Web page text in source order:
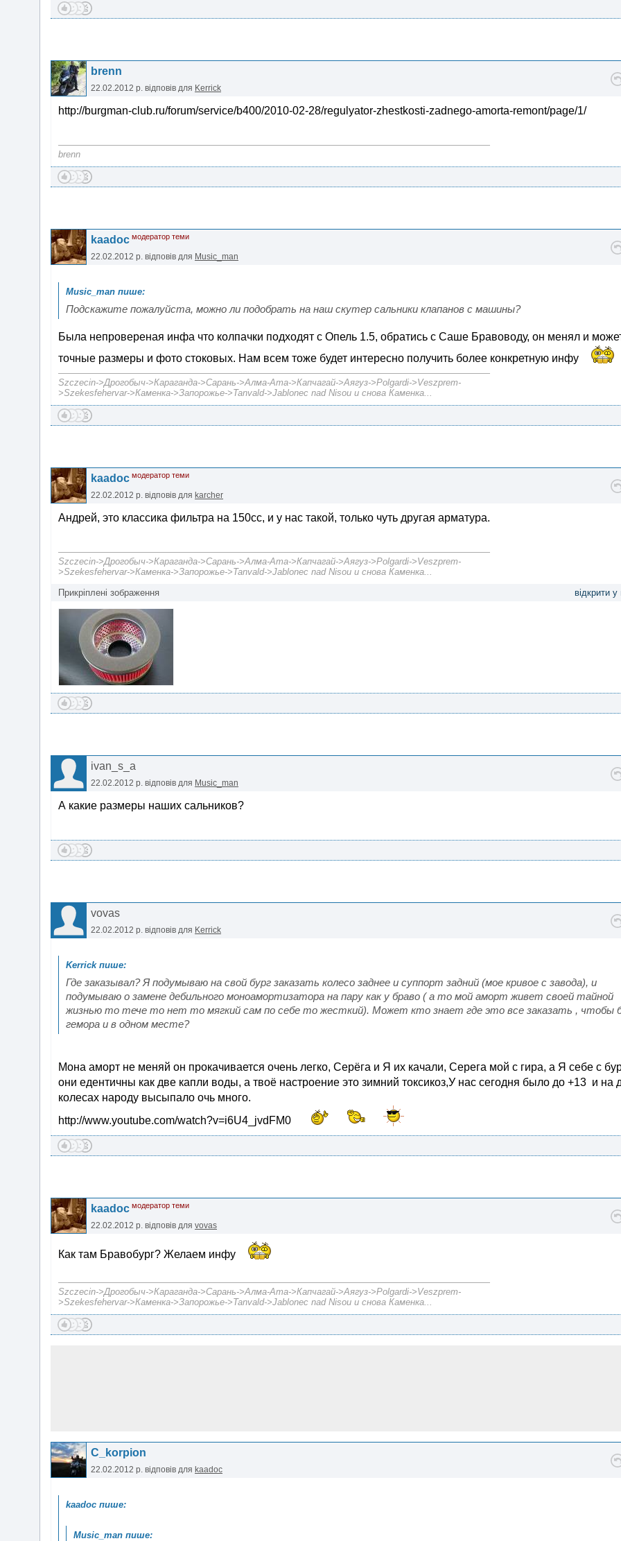
brenn
22.02.2012 р. відповів для Kerrick
http://burgman-club.ru/forum/service/b400/2010-02-28/regulyator-zhestkosti-zadnego-amorta-remont/page/1/
brenn
kaadoc модератор теми
22.02.2012 р. відповів для Music_man
Подскажите пожалуйста, можно ли подобрать на наш скутер сальники клапанов с машины?
Была непровереная инфа что колпачки подходят с Опель 1.5, обратись с Саше Бравоводу, он менял и
точные размеры и фото стоковых. Нам всем тоже будет интересно получить более конкретную инфу
Szczecin->Дрогобыч->Караганда->Сарань->Алма-Ата->Капчагай->Аягуз->Polgardi->Veszprem-
>Szekesfehervar->Каменка->Запорожье->Tanvald->Jablonec nad Nisou и снова Каменка...
kaadoc модератор теми
22.02.2012 р. відповів для karcher
Андрей, это классика фильтра на 150сс, и у нас такой, только чуть другая арматура.
Szczecin->Дрогобыч->Караганда->Сарань->Алма-Ата->Капчагай->Аягуз->Polgardi->Veszprem-
>Szekesfehervar->Каменка->Запорожье->Tanvald->Jablonec nad Nisou и снова Каменка...
Прикріплені зображення
відкрити у
ivan_s_a
22.02.2012 р. відповів для Music_man
А какие размеры наших сальников?
vovas
22.02.2012 р. відповів для Kerrick
Где заказывал? Я подумываю на свой бург заказать колесо заднее и суппорт задний (мое кривое с завода), и
подумываю о замене дебильного моноамортизатора на пару как у браво ( а то мой аморт живет своей тайной
жизнью то тече то нет то мягкий сам по себе то жесткий). Может кто знает где это все заказать , чтобы
гемора и в одном месте?
Мона аморт не меняй он прокачивается очень легко, Серёга и Я их качали, Серега мой с гира, а Я себе с
они едентичны как две капли воды, а твоё настроение это зимний токсикоз,У нас сегодня было до +13 и на
колесах народу высыпало очь много.
http://www.youtube.com/watch?v=i6U4_jvdFM0
kaadoc модератор теми
22.02.2012 р. відповів для vovas
Как там Бравобург? Желаем инфу
Szczecin->Дрогобыч->Караганда->Сарань->Алма-Ата->Капчагай->Аягуз->Polgardi->Veszprem-
>Szekesfehervar->Каменка->Запорожье->Tanvald->Jablonec nad Nisou и снова Каменка...
C_korpion
22.02.2012 р. відповів для kaadoc